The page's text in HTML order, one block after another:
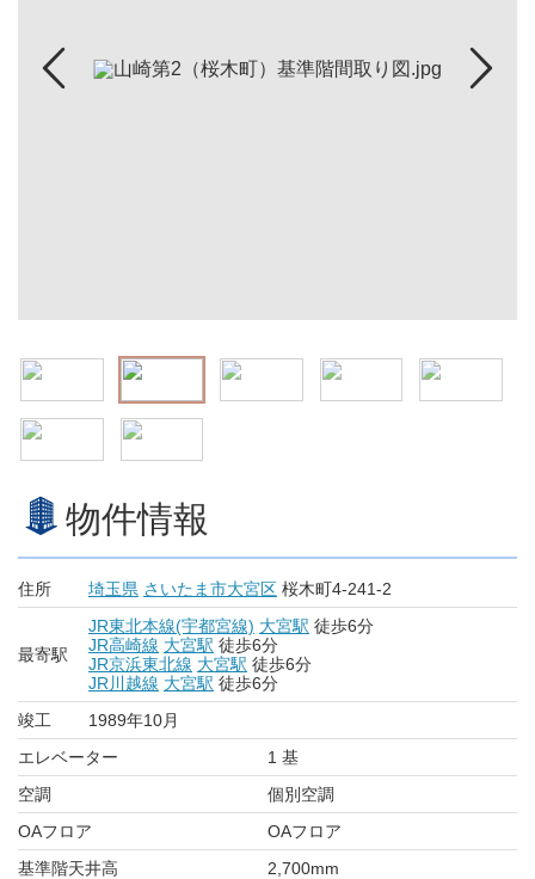
物件情報
住所 埼玉県 さいたま市大宮区 桜木町4-241-2
最寄駅
JR東北本線(宇都宮線) 大宮駅 徒歩6分
JR高崎線 大宮駅 徒歩6分
JR京浜東北線 大宮駅 徒歩6分
JR川越線 大宮駅 徒歩6分
竣工
1989年10月
エレベーター
1 基
空調
個別空調
OAフロア
OAフロア
基準階天井高
2,700mm